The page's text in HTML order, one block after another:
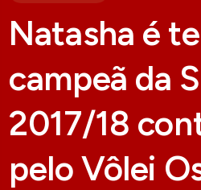
Natasha é
campeã da
2017/18
pelo Vôlei